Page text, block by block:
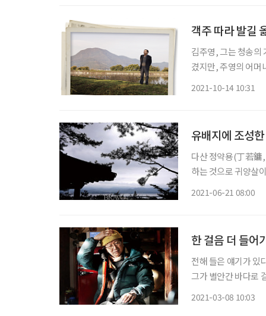
객주 따라 발길
김주영, 그는 청송의
겼지만, 주영의 어머
2021-10-14 10:31
유배지에 조성
다산 정약용(丁若鏞
하는 것으로 귀양살
2021-06-21 08:00
한 걸음 더 들어
전해 들은 얘기가 있
그가 별안간 바다로
2021-03-08 10:03